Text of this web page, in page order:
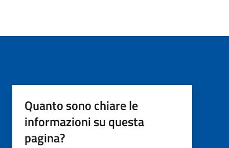
Quanto sono chiare le
informazioni su questa
pagina?